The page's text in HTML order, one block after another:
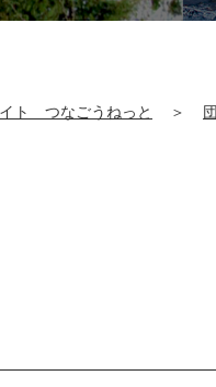
ト つなごうねっと ＞